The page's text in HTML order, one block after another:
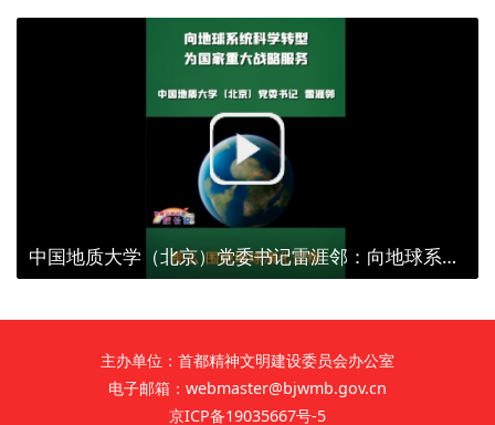
中国地质大学（北京）党委书记雷涯邻：向地球系统科学转型 为国家重大战略服务
主办单位：首都精神文明建设委员会办公室
电子邮箱：webmaster@bjwmb.gov.cn
京ICP备19035667号-5